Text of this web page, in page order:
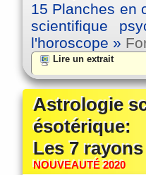
15 Planches en
scientifique
l'horoscope »
Lire un extrait
Astrologie
ésotérique:
Les 7
NOUVEAUTÉ 2020